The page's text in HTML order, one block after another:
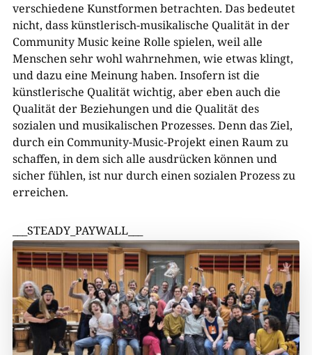
verschiedene Kunstformen betrachten. Das bedeutet
nicht, dass künstlerisch-musikalische Qualität in der
Community Music keine Rolle spielen, weil alle
Menschen sehr wohl wahrnehmen, wie etwas klingt,
und dazu eine Meinung haben. Insofern ist die
künstlerische Qualität wichtig, aber eben auch die
Qualität der Beziehungen und die Qualität des
sozialen und musikalischen Prozesses. Denn das Ziel,
durch ein Community-Music-Projekt einen Raum zu
schaffen, in dem sich alle ausdrücken können und
sicher fühlen, ist nur durch einen sozialen Prozess zu
erreichen.
___STEADY_PAYWALL___